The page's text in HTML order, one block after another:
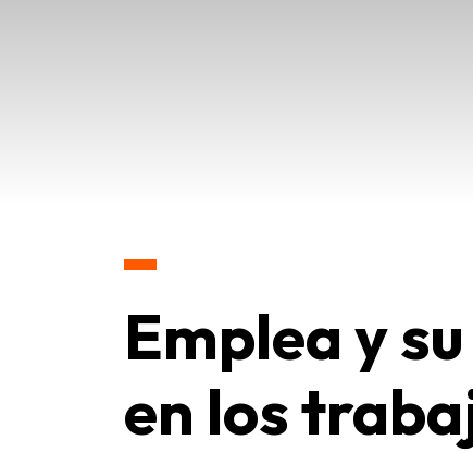
Emplea y
en los